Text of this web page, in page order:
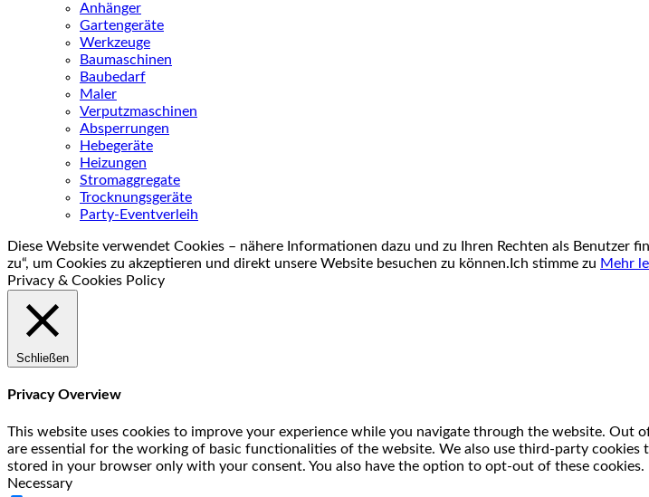
Anhänger
Gartengeräte
Werkzeuge
Baumaschinen
Baubedarf
Maler
Verputzmaschinen
Absperrungen
Hebegeräte
Heizungen
Stromaggregate
Trocknungsgeräte
Party-Eventverleih
Diese Website verwendet Cookies – nähere Informationen dazu und zu Ihren Rechten als Benutzer
zu“, um Cookies zu akzeptieren und direkt unsere Website besuchen zu können. Ich stimme zu Mehr
Privacy & Cookies Policy
Schließen
Privacy Overview
This website uses cookies to improve your experience while you navigate through the website. Out
are essential for the working of basic functionalities of the website. We also use third-party
stored in your browser only with your consent. You also have the option to opt-out of these
Necessary